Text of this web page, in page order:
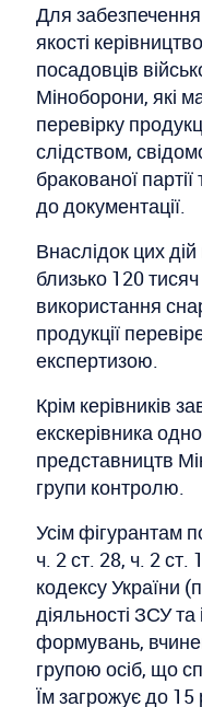
Для
якості
посадовців
Міноборони, які
перевірку
слідством,
бракованої
до документації.
Внаслідок цих
близько 120
використання
продукції
експертизою.
Крім керівників
екскерівника
представництв
групи контролю.
Усім фігурантам
ч. 2 ст. 28, ч. 2 ст.
кодексу України
діяльності ЗСУ
формувань,
групою осіб, що
Їм загрожує до 15